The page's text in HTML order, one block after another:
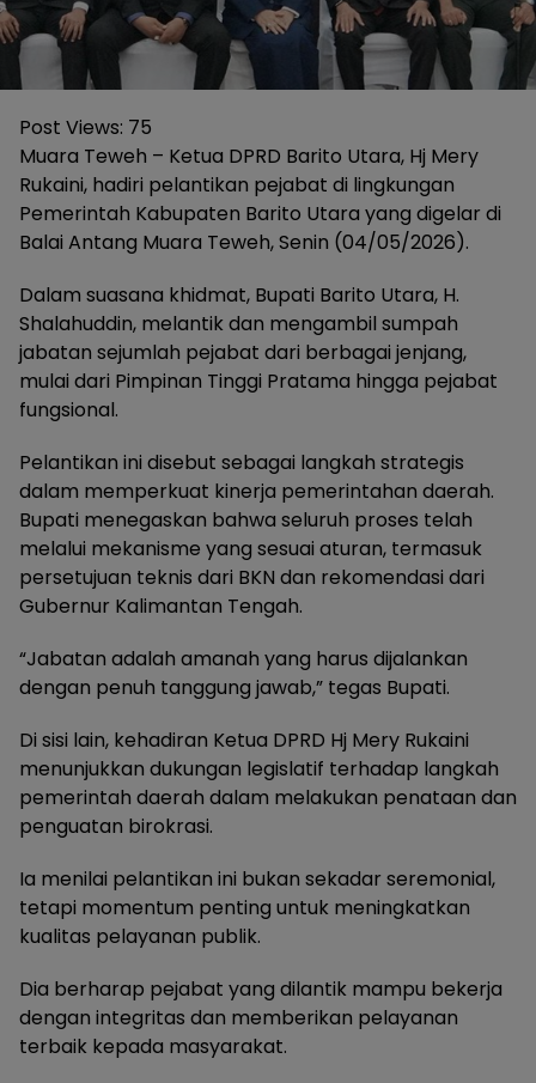
Post Views: 75
Muara Teweh – Ketua DPRD Barito Utara, Hj Mery
Rukaini, hadiri pelantikan pejabat di lingkungan
Pemerintah Kabupaten Barito Utara yang digelar di
Balai Antang Muara Teweh, Senin (04/05/2026).
Dalam suasana khidmat, Bupati Barito Utara, H.
Shalahuddin, melantik dan mengambil sumpah
jabatan sejumlah pejabat dari berbagai jenjang,
mulai dari Pimpinan Tinggi Pratama hingga pejabat
fungsional.
Pelantikan ini disebut sebagai langkah strategis
dalam memperkuat kinerja pemerintahan daerah.
Bupati menegaskan bahwa seluruh proses telah
melalui mekanisme yang sesuai aturan, termasuk
persetujuan teknis dari BKN dan rekomendasi dari
Gubernur Kalimantan Tengah.
“Jabatan adalah amanah yang harus dijalankan
dengan penuh tanggung jawab,” tegas Bupati.
Di sisi lain, kehadiran Ketua DPRD Hj Mery Rukaini
menunjukkan dukungan legislatif terhadap langkah
pemerintah daerah dalam melakukan penataan dan
penguatan birokrasi.
Ia menilai pelantikan ini bukan sekadar seremonial,
tetapi momentum penting untuk meningkatkan
kualitas pelayanan publik.
Dia berharap pejabat yang dilantik mampu bekerja
dengan integritas dan memberikan pelayanan
terbaik kepada masyarakat.